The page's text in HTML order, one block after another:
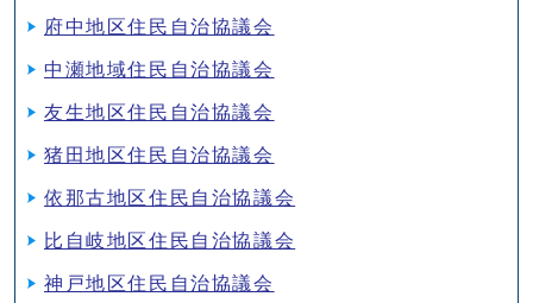
府中地区住民自治協議会
中瀬地域住民自治協議会
友生地区住民自治協議会
猪田地区住民自治協議会
依那古地区住民自治協議会
比自岐地区住民自治協議会
神戸地区住民自治協議会